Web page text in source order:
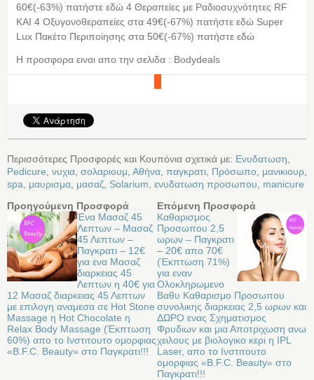
60€(-63%) πατήστε εδώ 4 Θεραπείες με Ραδιοσυχνότητες RF
ΚΑΙ 4 Οξυγονοθεραπείες στα 49€(-67%) πατήστε εδώ Super
Lux Πακέτο Περιποίησης στα 50€(-67%) πατήστε εδώ
Η προσφορα ειναι απο την σελιδα : Bodydeals
Περισσότερες Προσφορές και Κουπόνια σχετικά με: Ενυδατωση
Pedicure νυχια σολαριουμ Αθήνα παγκρατι Πρόσωπο μανικιουρ
spa
μαυρισμα μασαζ Solarium ενυδατωση προσωπου
manicure
Προηγούμενη Προσφορά
Ένα Μασαζ 45
Λεπτων – Μασαζ
45 Λεπτων –
Παγκρατι – 12€
για ενα Μασαζ
διαρκειας 45
Λεπτων η 40€ για
12 Μασαζ διαρκειας 45 Λεπτων
με επιλογη αναμεσα σε Hot Stone
Massage η Hot Chocolate η
Relax Body Massage (Έκπτωση
60%) απο το Ινστιτουτο ομορφιας
«B.F.C. Beauty» στο Παγκρατι!!!
Επόμενη Προσφορά
Καθαρισμος
Προσωπου 2,5
ωρων – Παγκρατι
– 20€ απο 70€
(Έκπτωση 71%)
για εναν
Ολοκληρωμενο
Βαθυ Καθαρισμο Προσωπου
συνολικης διαρκειας 2,5 ωρων και
ΔΩΡΟ ενας Σχηματισμος
Φρυδιων και μια Αποτριχωση ανω
χειλους με βιολογικο κερι η IPL
Laser, απο το Ινστιτουτο
ομορφιας «B.F.C. Beauty» στο
Παγκρατι!!!